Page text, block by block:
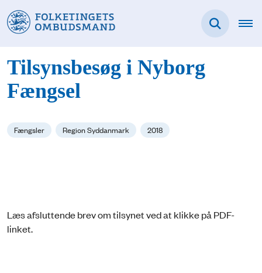
Tilsynsbesøg i Nyborg
Fængsel
Fængsler Region Syddanmark 2018
Læs afsluttende brev om tilsynet ved at klikke på PDF-
linket.